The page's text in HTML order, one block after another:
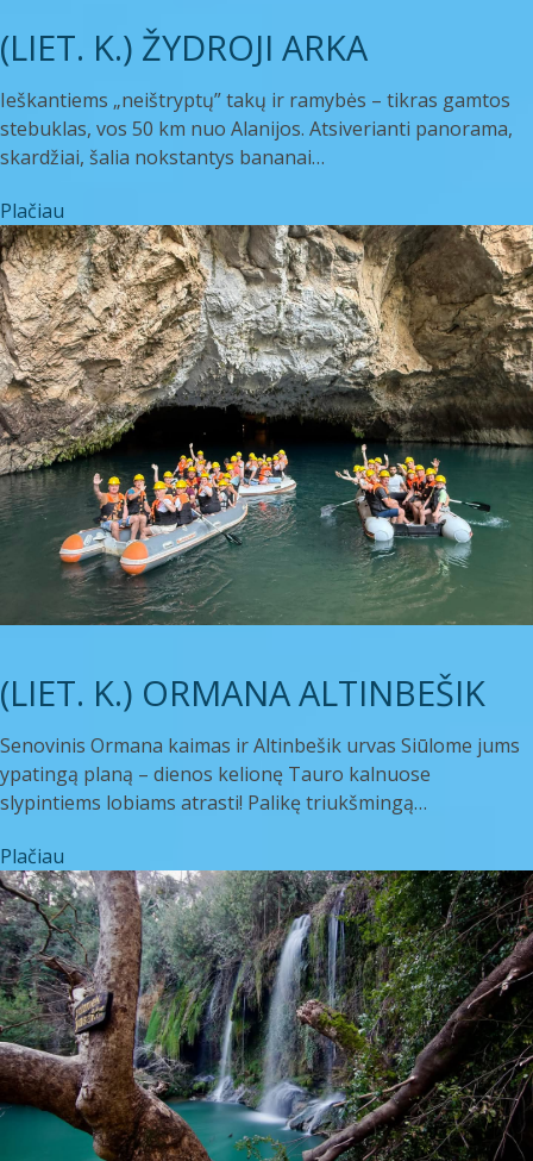
(LIET. K.) ŽYDROJI ARKA
Ieškantiems „neištryptų” takų ir ramybės – tikras gamtos
stebuklas, vos 50 km nuo Alanijos. Atsiverianti panorama,
skardžiai, šalia nokstantys bananai…
Plačiau
(LIET. K.) ORMANA ALTINBEŠIK
Senovinis Ormana kaimas ir Altinbešik urvas Siūlome jums
ypatingą planą – dienos kelionę Tauro kalnuose
slypintiems lobiams atrasti! Palikę triukšmingą…
Plačiau